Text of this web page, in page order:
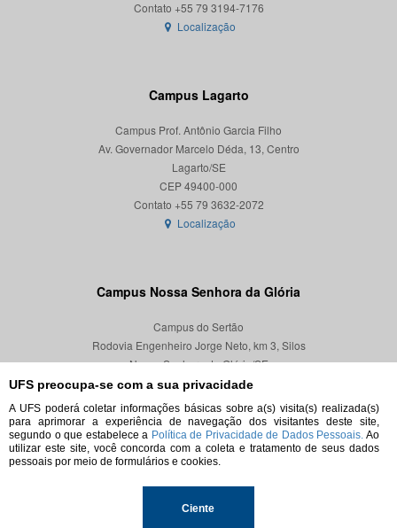
UFS preocupa-se com a sua privacidade
A UFS poderá coletar informações básicas sobre a(s) visita(s) realizada(s)
para aprimorar a experiência de navegação dos visitantes deste site,
segundo o que estabelece a Política de Privacidade de Dados Pessoais. Ao
utilizar este site, você concorda com a coleta e tratamento de seus dados
pessoais por meio de formulários e cookies.
Ciente
Localização
Campus Lagarto
Campus Prof. Antônio Garcia Filho
Av. Governador Marcelo Déda, 13, Centro
Lagarto/SE
CEP 49400-000
Localização
Campus Nossa Senhora da Glória
Campus do Sertão
Rodovia Engenheiro Jorge Neto, km 3, Silos
Nossa Senhora da Glória/SE
CEP 49680-000
Localização
© 2026. Todos os direitos reservados.